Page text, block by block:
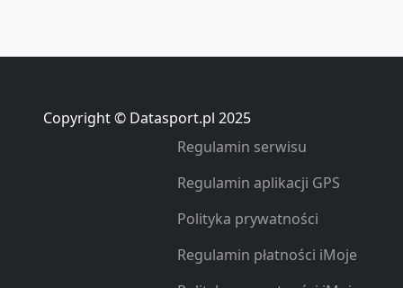
Copyright © Datasport.pl 2025
Regulamin serwisu
Regulamin aplikacji GPS
Polityka prywatności
Regulamin płatności iMoje